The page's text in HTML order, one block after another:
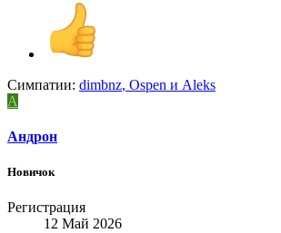
Симпатии: dimbnz, Ospen и Aleks
А
Андрон
Новичок
Регистрация
12 Май 2026